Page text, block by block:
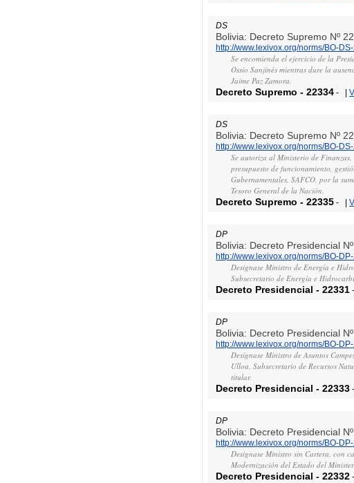
DS
Bolivia: Decreto Supremo Nº
http://www.lexivox.org/norms/BO-
Se encomienda el ejercicio de la
Ossio Sanjinés mientras dure la
Jaime Paz Zamora.
Decreto Supremo -22334 - |
DS
Bolivia: Decreto Supremo Nº
http://www.lexivox.org/norms/BO-
Se autoriza al Ministerio de
presupuesto de funcionamiento,
Gubernamentales, SAFCO, por la
Tesoro General de la Nación.
Decreto Supremo -22335 - |
DP
Bolivia: Decreto Presidencial
http://www.lexivox.org/norms/BO-
Designase Ministro de Energía e
Subsecretario de Energía e
Decreto Presidencial -22331 -
DP
Bolivia: Decreto Presidencial
http://www.lexivox.org/norms/BO-
Desígnase Ministro de Asuntos
Ulloa, Subsecretario de Recursos
titular.
Decreto Presidencial -22333 -
DP
Bolivia: Decreto Presidencial
http://www.lexivox.org/norms/BO-
Designase Ministro sin Cartera, con
Modernización del Estado del
Decreto Presidencial -22332 -